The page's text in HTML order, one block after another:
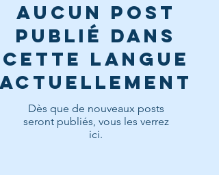
Aucun post
publié dans
cette langue
actuellement
Dès que de nouveaux posts
seront publiés, vous les verrez
ici.